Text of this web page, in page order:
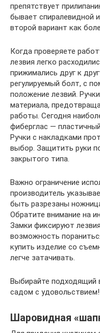
препятствует
бывает спиралевидной
второй вариант как
Когда проверяете
лезвия легко
прижимались друг к
регулируемый болт, с
положение лезвий.
материала,
работы. Сегодня
фиберглас —
Ручки с накладками
выбор. Защитить руки
закрытого типа.
Важно ограничение
производитель
быть разрезаны
Обратите внимание на
Замки фиксируют
возможность
купить изделие со
легче затачивать.
Выбирайте подходящий
садом с удовольствием!
Шаровидная